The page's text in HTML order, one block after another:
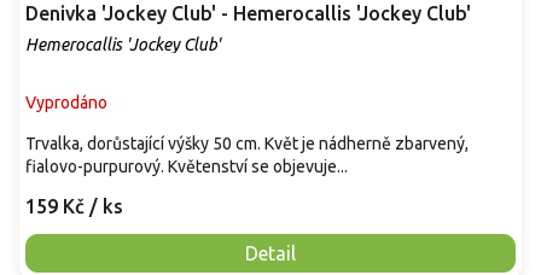
Denivka 'Jockey Club' - Hemerocallis 'Jockey Club'
Hemerocallis 'Jockey Club'
Vyprodáno
159 Kč / ks
Detail
Trvalka, dorůstající výšky 50 cm. Květ je nádherně zbarvený,
fialovo-purpurový. Květenství se objevuje...